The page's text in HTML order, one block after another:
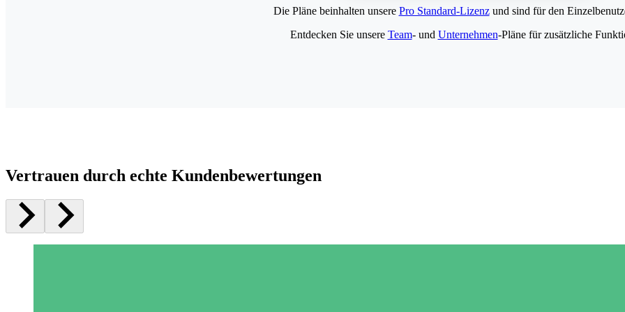
Die Pläne beinhalten unsere Pro Standard-Lizenzund sind für den
Entdecken Sie unsere Team- und Unternehmen-Pläne für zusätzliche
Vertrauen durch echte Kundenbewertungen